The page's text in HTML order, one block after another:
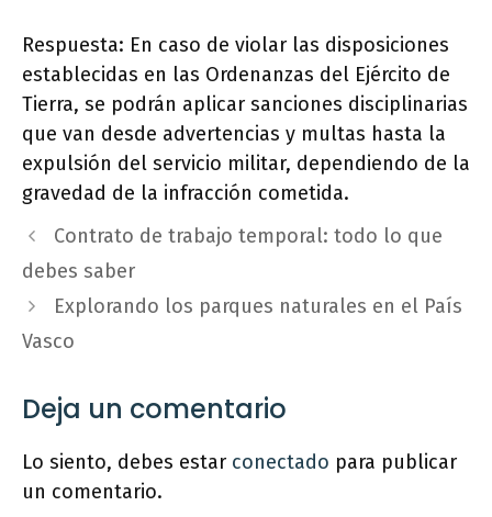
Respuesta: En caso de violar las disposiciones
establecidas en las Ordenanzas del Ejército de
Tierra, se podrán aplicar sanciones disciplinarias
que van desde advertencias y multas hasta la
expulsión del servicio militar, dependiendo de la
gravedad de la infracción cometida.
Contrato de trabajo temporal: todo lo que
debes saber
Explorando los parques naturales en el País
Vasco
Deja un comentario
Lo siento, debes estar conectado para publicar
un comentario.